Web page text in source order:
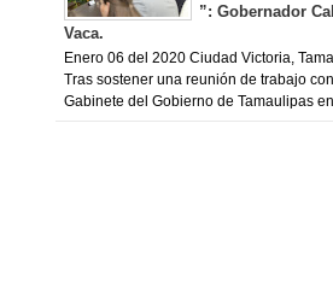
”: Gobernador
Vaca.
Enero 06 del 2020 Ciudad Victoria,
Tras sostener una reunión de trabajo con
Gabinete del Gobierno de Tamaulipas en